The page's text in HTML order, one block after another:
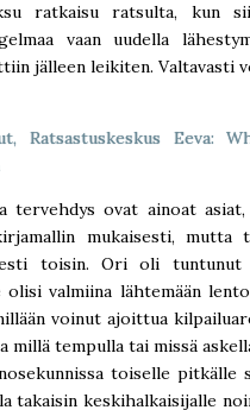
ratkaisu ratsulta, kun
vaan uudella
jälleen leikiten. Valtavasti
Ratsastuskeskus Eeva:
tervehdys ovat ainoat
mukaisesti, mutta
toisin. Ori oli tuntunut
valmiina lähtemään
voinut ajoittua
millä tempulla tai missä
toiselle pitkälle
takaisin keskihalkaisijalle